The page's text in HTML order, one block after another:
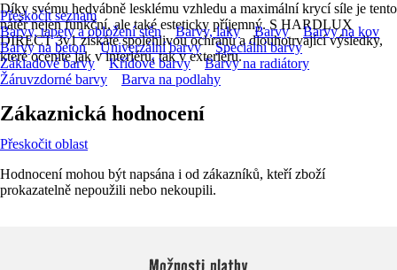
Díky svému hedvábně lesklému vzhledu a maximální krycí síle je tento
nátěr nejen funkční, ale také esteticky příjemný. S HARDLUX
DIRECT 3v1 získáte spolehlivou ochranu a dlouhotrvající výsledky,
které oceníte jak v interiéru, tak v exteriéru.
Přeskočit seznam
Barvy, tapety a obložení stěn
Barvy, laky Barvy
Barvy na kov
Barvy na beton
Univerzální barvy
Speciální barvy
Základové barvy
Křídové barvy
Barvy na radiátory
Žáruvzdorné barvy
Barva na podlahy
Zákaznická hodnocení
Přeskočit oblast
Hodnocení mohou být napsána i od zákazníků, kteří zboží
prokazatelně nepoužili nebo nekoupili.